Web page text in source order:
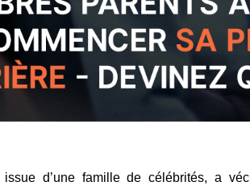
d’une famille de célébrités, a